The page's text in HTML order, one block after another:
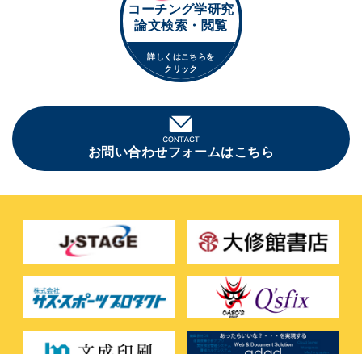
コーチング学研究
論文検索・閲覧
詳しくはこちらを
クリック
お問い合わせフォームはこちら